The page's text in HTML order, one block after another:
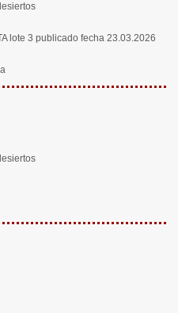
lote 3 publicado fecha 23.03.2026